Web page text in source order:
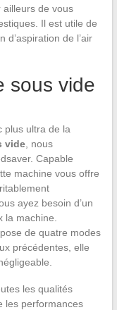
de vous
Il est utile de
d’aspiration de l’air
sous vide
plus ultra de la
vide, nous
Capable
machine vous offre
ayez besoin d’un
la machine.
de quatre modes
précédentes, elle
les qualités
les performances